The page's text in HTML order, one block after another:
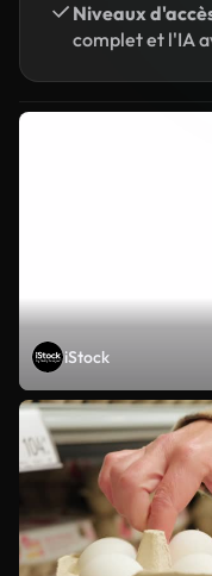
Niveaux
complet et l'IA
iStock